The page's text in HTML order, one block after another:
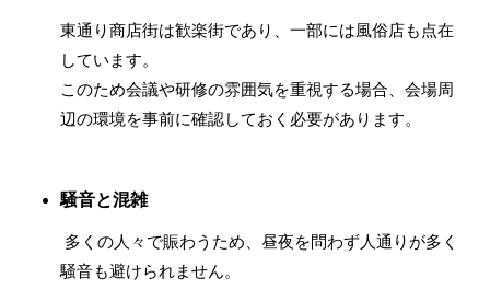
東通り商店街は歓楽街であり、一部には風俗店も点在
しています。
このため会議や研修の雰囲気を重視する場合、会場周
辺の環境を事前に確認しておく必要があります。
騒音と混雑
多くの人々で賑わうため、昼夜を問わず人通りが多く
騒音も避けられません。